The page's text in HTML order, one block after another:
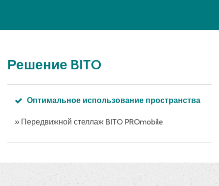
Решение BITO
Оптимальное использование пространства
» Передвижной стеллаж BITO PROmobile